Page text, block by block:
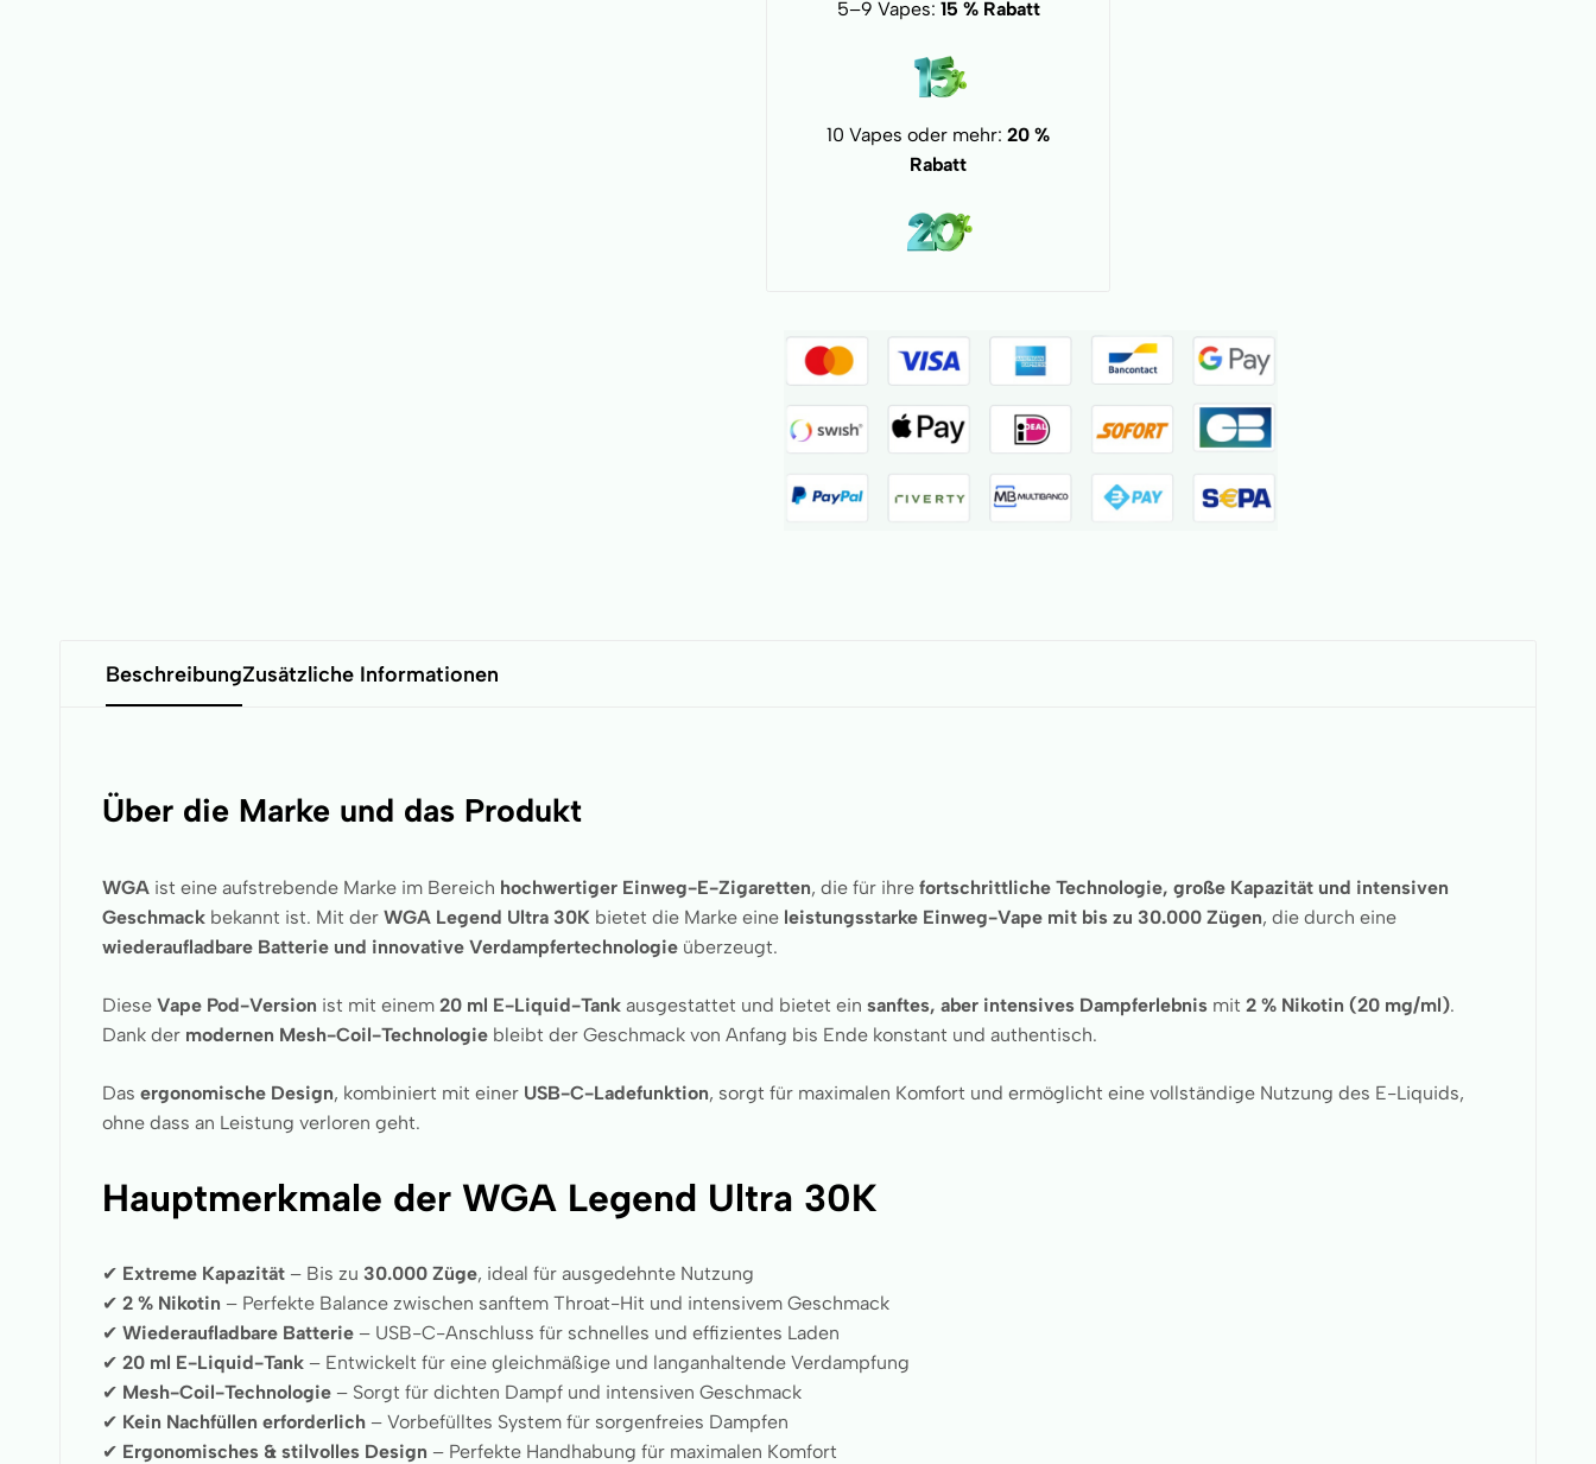
5–9 Vapes: 15 % Rabatt
10 Vapes oder mehr: 20 %
Rabatt
BeschreibungZusätzliche Informationen
Über die Marke und das Produkt
WGA ist eine aufstrebende Marke im Bereich hochwertiger Einweg-E-Zigaretten, die für ihre fortschrittliche Technologie, große Kapazität und intensiven
Geschmack bekannt ist. Mit der WGA Legend Ultra 30K bietet die Marke eine leistungsstarke Einweg-Vape mit bis zu 30.000 Zügen, die durch eine
wiederaufladbare Batterie und innovative Verdampfertechnologie überzeugt.
Diese Vape Pod-Version ist mit einem 20 ml E-Liquid-Tank ausgestattet und bietet ein sanftes, aber intensives Dampferlebnis mit 2 % Nikotin (20 mg/ml).
Dank der modernen Mesh-Coil-Technologie bleibt der Geschmack von Anfang bis Ende konstant und authentisch.
Das ergonomische Design, kombiniert mit einer USB-C-Ladefunktion, sorgt für maximalen Komfort und ermöglicht eine vollständige Nutzung des E-Liquids,
ohne dass an Leistung verloren geht.
Hauptmerkmale der WGA Legend Ultra 30K
✔ Extreme Kapazität – Bis zu 30.000 Züge, ideal für ausgedehnte Nutzung
✔ 2 % Nikotin – Perfekte Balance zwischen sanftem Throat-Hit und intensivem Geschmack
✔ Wiederaufladbare Batterie – USB-C-Anschluss für schnelles und effizientes Laden
✔ 20 ml E-Liquid-Tank – Entwickelt für eine gleichmäßige und langanhaltende Verdampfung
✔ Mesh-Coil-Technologie – Sorgt für dichten Dampf und intensiven Geschmack
✔ Kein Nachfüllen erforderlich – Vorbefülltes System für sorgenfreies Dampfen
✔ Ergonomisches & stilvolles Design – Perfekte Handhabung für maximalen Komfort